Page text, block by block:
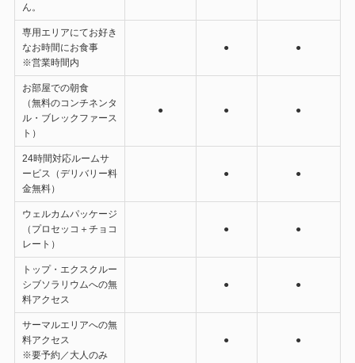
ん。
専用エリアにてお好き
なお時間にお食事
※営業時間内
● ●
お部屋での朝食
（無料のコンチネンタ
ル・ブレックファース
ト）
● ● ●
24時間対応ルームサ
ービス（デリバリー料
金無料）
● ●
ウェルカムパッケージ
（プロセッコ＋チョコ
レート）
● ●
トップ・エクスクルー
シブソラリウムへの無
料アクセス
● ●
サーマルエリアへの無
料アクセス
※要予約／大人のみ
● ●